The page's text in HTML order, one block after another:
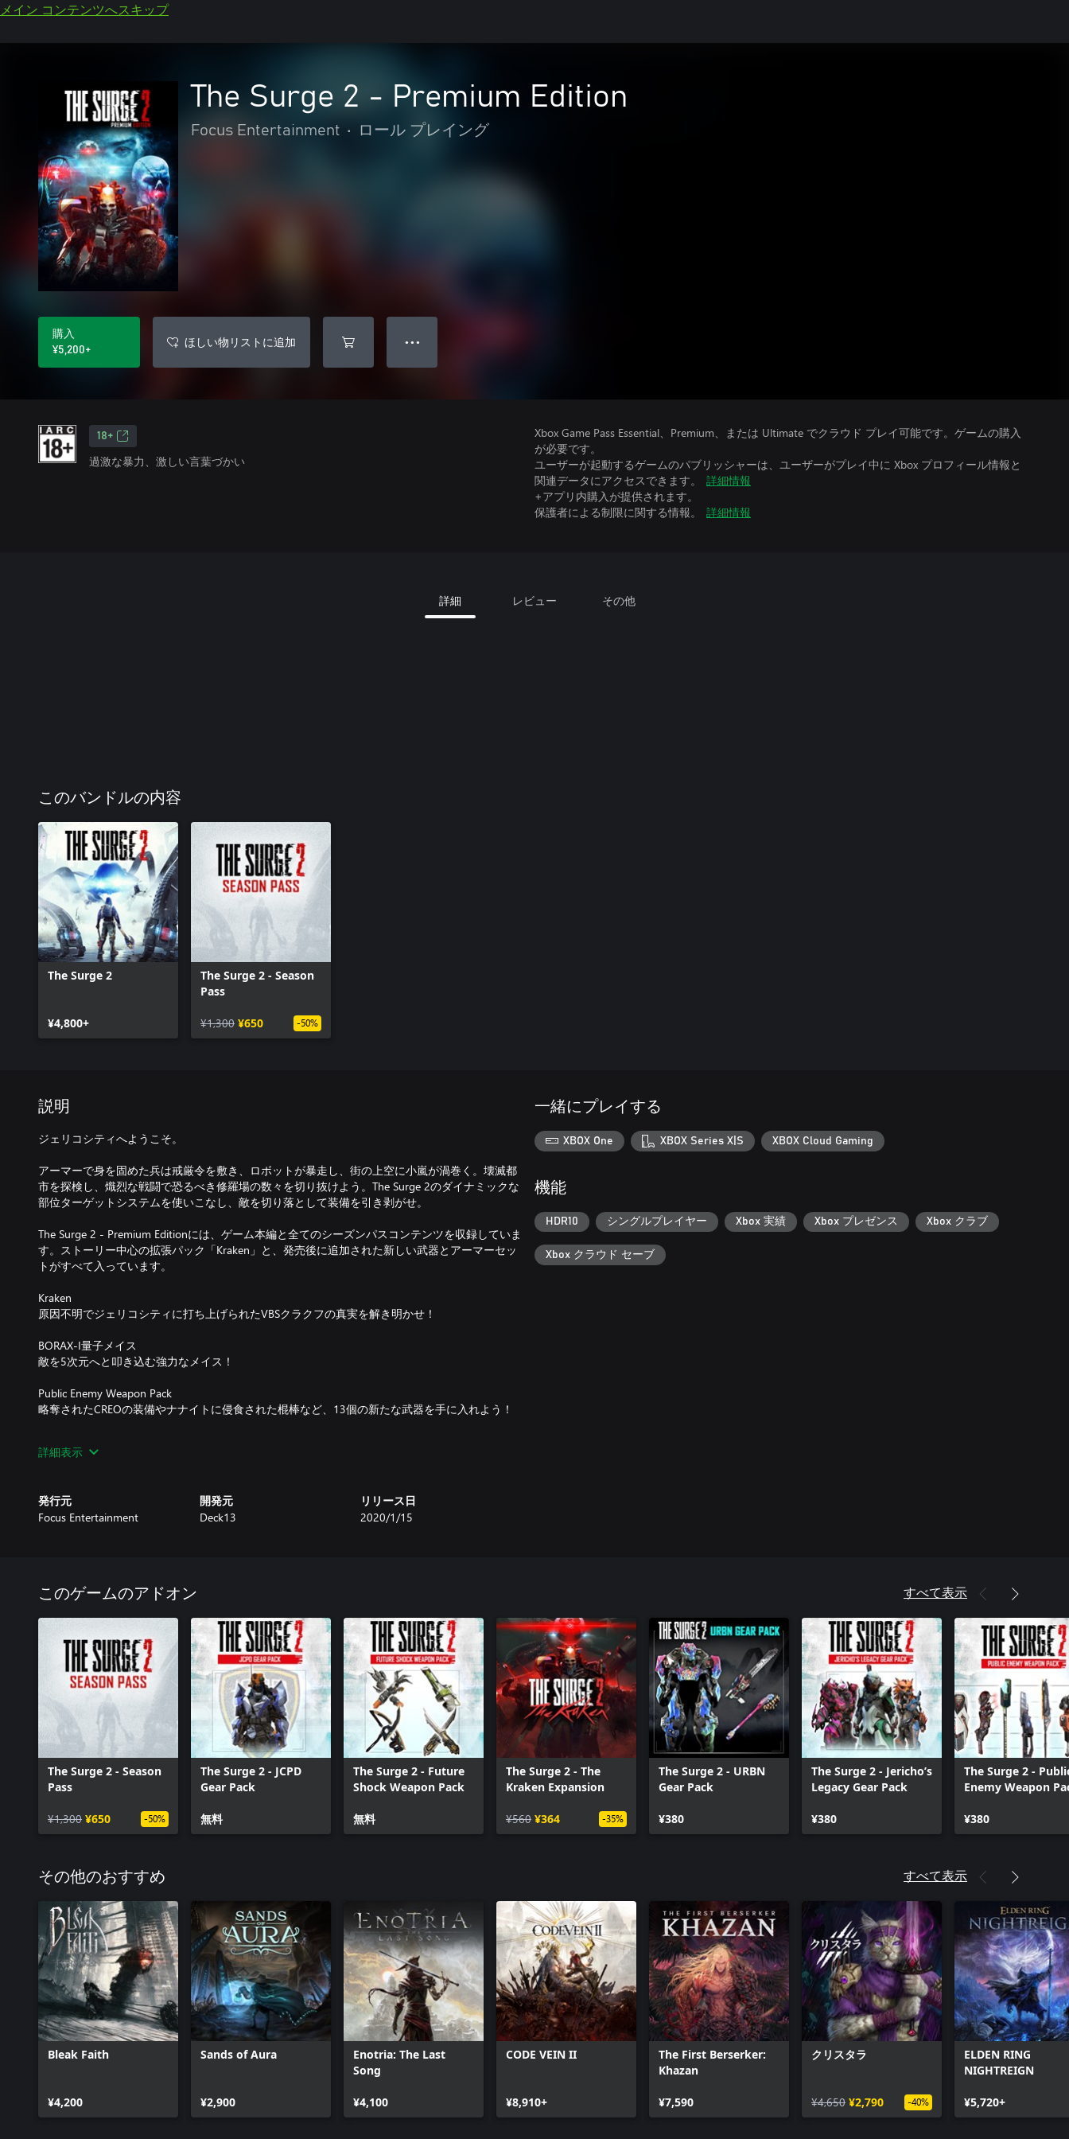
メイン コンテンツへスキップ
The Surge 2 - Premium Edition
Focus Entertainment • ロール プレイング
購入
¥5,200+
ほしい物リストに追加 ● ● ●
18+
過激な暴力、激しい言葉づかい
Xbox Game Pass Essential、Premium、または Ultimate でクラウド プレイ可能です。ゲームの購入
が必要です。
ユーザーが起動するゲームのパブリッシャーは、ユーザーがプレイ中に Xbox プロフィール情報と
関連データにアクセスできます。
詳細情報
+アプリ内購入が提供されます。
保護者による制限に関する情報。
詳細情報
詳細 レビュー その他
このバンドルの内容
The Surge 2
¥4,800+
The Surge 2 - Season
Pass
¥1,300 ¥650 -50%
説明
ジェリコシティへようこそ。
アーマーで身を固めた兵は戒厳令を敷き、ロボットが暴走し、街の上空に小嵐が渦巻く。壊滅都
市を探検し、熾烈な戦闘で恐るべき修羅場の数々を切り抜けよう。The Surge 2のダイナミックな
部位ターゲットシステムを使いこなし、敵を切り落として装備を引き剥がせ。
The Surge 2 - Premium Editionには、ゲーム本編と全てのシーズンパスコンテンツを収録していま
す。ストーリー中心の拡張パック「Kraken」と、発売後に追加された新しい武器とアーマーセッ
トがすべて入っています。
Kraken
原因不明でジェリコシティに打ち上げられたVBSクラクフの真実を解き明かせ！
BORAX-I量子メイス
敵を5次元へと叩き込む強力なメイス！
Public Enemy Weapon Pack
略奪されたCREOの装備やナナイトに侵食された棍棒など、13個の新たな武器を手に入れよう！
凶暴なBEASTタンクバスター、艶やかなキョーコハッカースーツ、ジェリコ公式のファイアテイ
詳細表示
発行元
Focus Entertainment
開発元
Deck13
リリース日
2020/1/15
一緒にプレイする
XBOX One XBOX Series X|S XBOX Cloud Gaming
機能
HDR10 シングルプレイヤー Xbox 実績 Xbox プレゼンス Xbox クラブ
Xbox クラウド セーブ
このゲームのアドオン すべて表示
The Surge 2 - Season
Pass
¥1,300 ¥650 -50%
The Surge 2 - JCPD
Gear Pack
無料
The Surge 2 - Future
Shock Weapon Pack
無料
The Surge 2 - The
Kraken Expansion
¥560 ¥364 -35%
The Surge 2 - URBN
Gear Pack
¥380
The Surge 2 - Jericho’s
Legacy Gear Pack
¥380
The Surge 2 -
Enemy Weapon
¥380
その他のおすすめ すべて表示
Bleak Faith
¥4,200
Sands of Aura
¥2,900
Enotria: The Last
Song
¥4,100
CODE VEIN II
¥8,910+
The First Berserker:
Khazan
¥7,590
クリスタラ
¥4,650 ¥2,790 -40%
ELDEN RING
NIGHTREIGN
¥5,720+